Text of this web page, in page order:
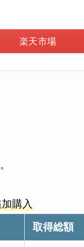
楽天市場
購入
取得総額